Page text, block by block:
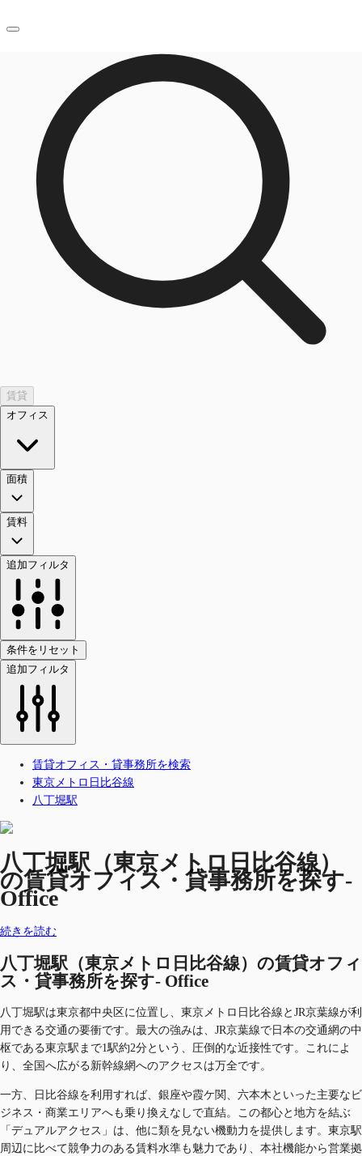
オフィス・事務所
倉庫・物流センター
地図検索
記事
仲介会社様はこちらへ
お気に入り
お電話
賃貸
オフィス
面積
賃料
追加フィルタ
条件をリセット
追加フィルタ
賃貸オフィス・貸事務所を検索
東京メトロ日比谷線
八丁堀駅
八丁堀駅（東京メトロ日比谷線）
の賃貸オフィス・貸事務所を探す-
Office
続きを読む
八丁堀駅（東京メトロ日比谷線）の賃貸オフィ
ス・貸事務所を探す- Office
八丁堀駅は東京都中央区に位置し、東京メトロ日比谷線とJR京葉線が利
用できる交通の要衝です。最大の強みは、JR京葉線で日本の交通網の中
枢である東京駅まで1駅約2分という、圧倒的な近接性です。これによ
り、全国へ広がる新幹線網へのアクセスは万全です。
一方、日比谷線を利用すれば、銀座や霞ケ関、六本木といった主要なビ
ジネス・商業エリアへも乗り換えなしで直結。この都心と地方を結ぶ
「デュアルアクセス」は、他に類を見ない機動力を提供します。東京駅
周辺に比べて競争力のある賃料水準も魅力であり、本社機能から営業拠